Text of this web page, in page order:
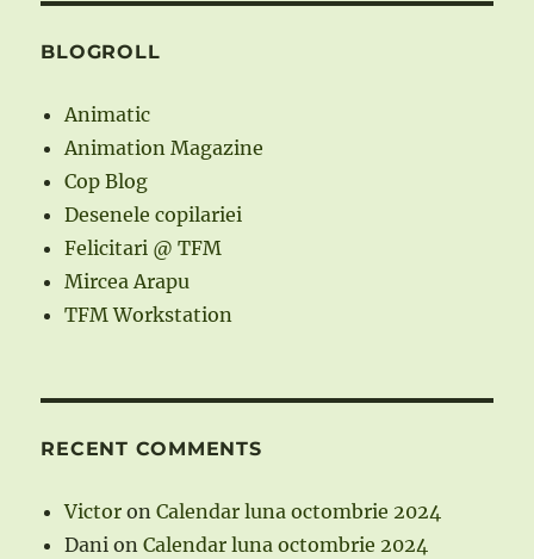
BLOGROLL
Animatic
Animation Magazine
Cop Blog
Desenele copilariei
Felicitari @ TFM
Mircea Arapu
TFM Workstation
RECENT COMMENTS
Victor onCalendar luna octombrie 2024
Dani onCalendar luna octombrie 2024